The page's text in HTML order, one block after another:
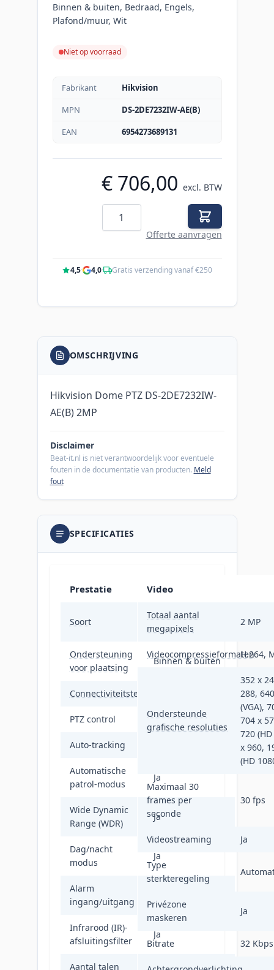
Binnen & buiten, Bedraad, Engels,
Plafond/muur, Wit
Niet op voorraad
Fabrikant
Hikvision
MPN
DS-2DE7232IW-AE(B)
EAN
6954273689131
€ 706,00 excl. BTW
Aantal
Offerte aanvragen
4,5· 4,0· Gratis verzending vanaf €250
OMSCHRIJVING
Hikvision Dome PTZ DS-2DE7232IW-
AE(B) 2MP
Disclaimer
Beat-it.nl is niet verantwoordelijk voor eventuele
fouten in de documentatie van producten. Meld
fout
SPECIFICATIES
Prestatie
Soort
IP-
beveiligingscamera
Ondersteuning
voor plaatsing
Binnen & buiten
Connectiviteitstechnologie
PTZ control Ja
Auto-tracking
Automatische
patrol-modus
Ja
Wide Dynamic
Range (WDR)
Ja
Dag/nacht
modus
Ja
Alarm
ingang/uitgang
Infrarood (IR)-
afsluitingsfilter
Ja
Aantal talen 1
Video
Totaal aantal
megapixels
2 MP
Videocompressieformaten
H.264,
Ondersteunde
grafische resoluties
352 x
288,
(VGA),
704 x
720
x 960,
(HD
Maximaal 30
frames per
seconde
30 fps
Videostreaming Ja
Type
sterkteregeling
Privézone
maskeren
Ja
Bitrate 32